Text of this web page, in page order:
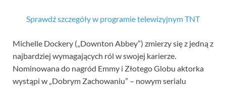
Sprawdź szczegóły w programie telewizyjnym TNT
Michelle Dockery („Downton Abbey”) zmierzy się z jedną z
najbardziej wymagających ról w swojej karierze.
Nominowana do nagród Emmy i Złotego Globu aktorka
wystąpi w „Dobrym Zachowaniu” – nowym serialu